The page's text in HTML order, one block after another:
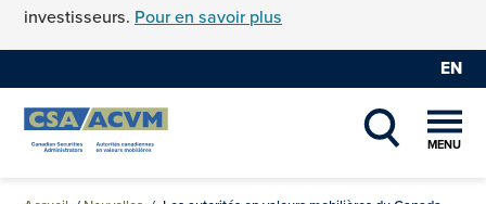
investisseurs. Pour en savoir plus
EN
MENU